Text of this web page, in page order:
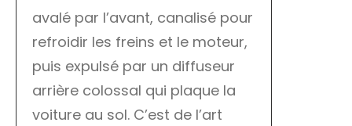
avalé par l’avant, canalisé pour
refroidir les freins et le moteur,
puis expulsé par un diffuseur
arrière colossal qui plaque la
voiture au sol. C’est de l’art